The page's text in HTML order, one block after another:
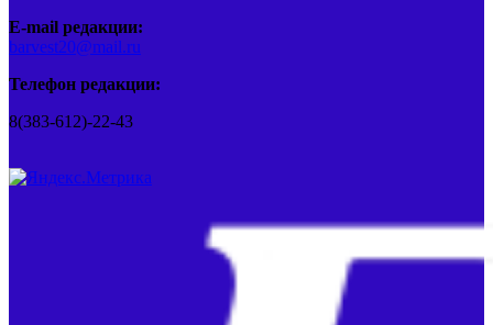
E-mail редакции:
barvest20@mail.ru
Телефон редакции:
8(383-612)-22-43